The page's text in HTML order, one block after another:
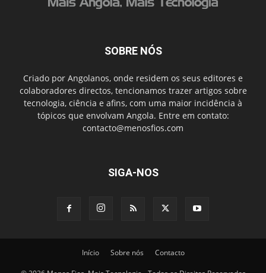
SOBRE NÓS
Criado por Angolanos, onde residem os seus editores e
colaboradores directos, tencionamos trazer artigos sobre
tecnologia, ciência e afins, com uma maior incidência à
tópicos que envolvam Angola. Entre em contato:
contacto@menosfios.com
SIGA-NOS
Início Sobre nós Contacto